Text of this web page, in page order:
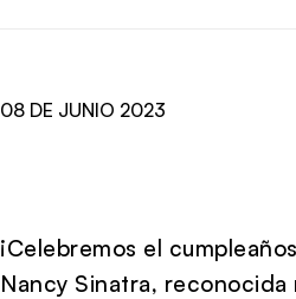
08 DE JUNIO 2023
¡Celebremos el
Nancy Sinatra, reconocida